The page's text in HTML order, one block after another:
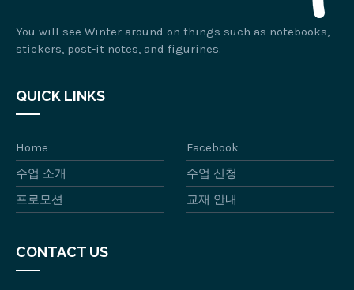
You will see Winter around on things such as notebooks,
stickers, post-it notes, and figurines.
QUICK LINKS
Home
Facebook
수업 소개
수업 신청
프로모션
교재 안내
CONTACT US